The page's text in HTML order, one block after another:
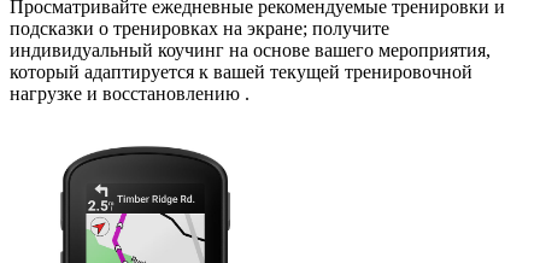
Просматривайте ежедневные рекомендуемые тренировки и
подсказки о тренировках на экране; получите
индивидуальный коучинг на основе вашего мероприятия,
который адаптируется к вашей текущей тренировочной
нагрузке и восстановлению .